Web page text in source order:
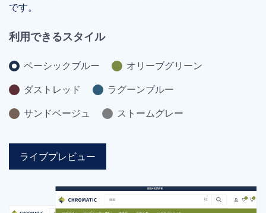
です。
利用できるスタイル
ベーシックブルー
オリーブグリーン
ダストレッド
ラグーンブルー
サンドベージュ
ストームグレー
ライブプレビュー